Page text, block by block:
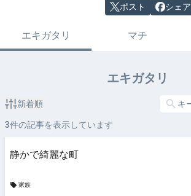
ポスト シェア
エキガタリ マチ
エキガタリ
新着順
3件の記事を表示しています
静かで綺麗な町
家族